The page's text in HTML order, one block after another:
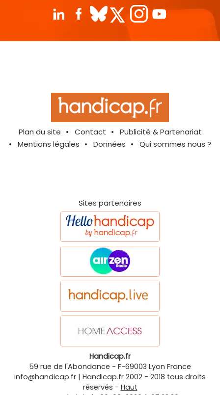
Plan du site Contact
Publicité & Partenariat
Mentions légales
Données Qui sommes nous ?
Sites partenaires
Handicap.fr
59 rue de l'Abondance - F-69003 Lyon France
info@handicap.fr | Handicap.fr 2002 - 2018 tous droits
réservés - Haut